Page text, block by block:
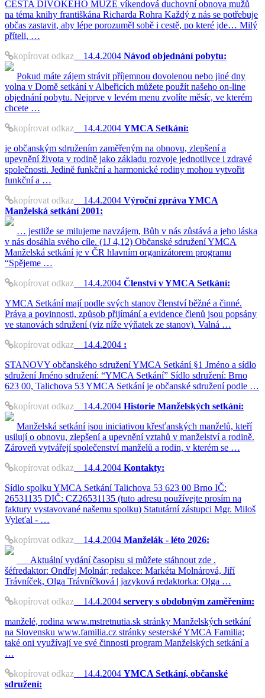
CESTA DIVOKÉHO MUŽE víkendová duchovní obnova mužů
na téma knihy františkána Richarda Rohra Každý z nás se potřebuje
občas zastavit, aby lépe porozuměl sobě i cestě, po které jde… Milý
příteli, …
kopírovat odkaz 14.4.2004 Návod objednání pobytu:
Pokud máte zájem strávit příjemnou dovolenou nebo jiné dny
volna v Domě setkání v Albeřicích můžete použít našeho on-line
objednání pobytu. Nejprve v levém menu zvolíte měsíc, ve kterém
chcete …
kopírovat odkaz 14.4.2004 YMCA Setkání:
je občanským sdružením zaměřeným na obnovu, zlepšení a
upevnění života v rodině jako základu rozvoje jednotlivce i zdravé
společnosti. Jedině funkční a harmonické rodiny mohou vytvořit
funkční a …
kopírovat odkaz 14.4.2004 Výroční zpráva YMCA
Manželská setkání 2001:
… jestliže se milujeme navzájem, Bůh v nás zůstává a jeho láska
v nás dosáhla svého cíle. (1J 4,12) Občanské sdružení YMCA
Manželská setkání je v ČR hlavním organizátorem programu
“Spějeme …
kopírovat odkaz 14.4.2004 Členství v YMCA Setkání:
YMCA Setkání mají podle svých stanov členství běžné a činné.
Práva a povinnosti, způsob přijímání a evidence členů jsou popsány
ve stanovách sdružení (viz níže výňatek ze stanov). Valná …
kopírovat odkaz 14.4.2004 :
STANOVY občanského sdružení YMCA Setkání §1 Jméno a sídlo
sdružení Jméno sdružení: “YMCA Setkání” Sídlo sdružení: Brno
623 00, Talichova 53 YMCA Setkání je občanské sdružení podle …
kopírovat odkaz 14.4.2004 Historie Manželských setkání:
Manželská setkání jsou iniciativou křesťanských manželů, kteří
usilují o obnovu, zlepšení a upevnění vztahů v manželství a rodině.
Zároveň vytvářejí společenství manželů a rodin, v kterém se …
kopírovat odkaz 14.4.2004 Kontakty:
Sídlo spolku YMCA Setkání Talichova 53 623 00 Brno IČ:
26531135 DIČ: CZ26531135 (tuto adresu používejte prosím na
faktury vystavované našemu spolku) Statutární zástupci Mgr. Miloš
Vyleťal - …
kopírovat odkaz 14.4.2004 Manželák - léto 2026:
Aktuální vydání časopisu si můžete stáhnout zde .
šéfredaktor: Ondřej Molnár; redakce: Markéta Molnárová, Jiří
Trávníček, Olga Trávníčková | jazyková redaktorka: Olga …
kopírovat odkaz 14.4.2004 servery s obdobným zaměřením:
manželé, rodina www.mstretnutia.sk stránky Manželských setkání
na Slovensku www.familia.cz stránky sesterské YMCA Familia;
také oni využívají ve své činnosti program Manželských setkání a
…
kopírovat odkaz 14.4.2004 YMCA Setkání, občanské
sdružení: